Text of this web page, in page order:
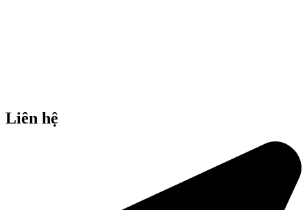
Liên hệ